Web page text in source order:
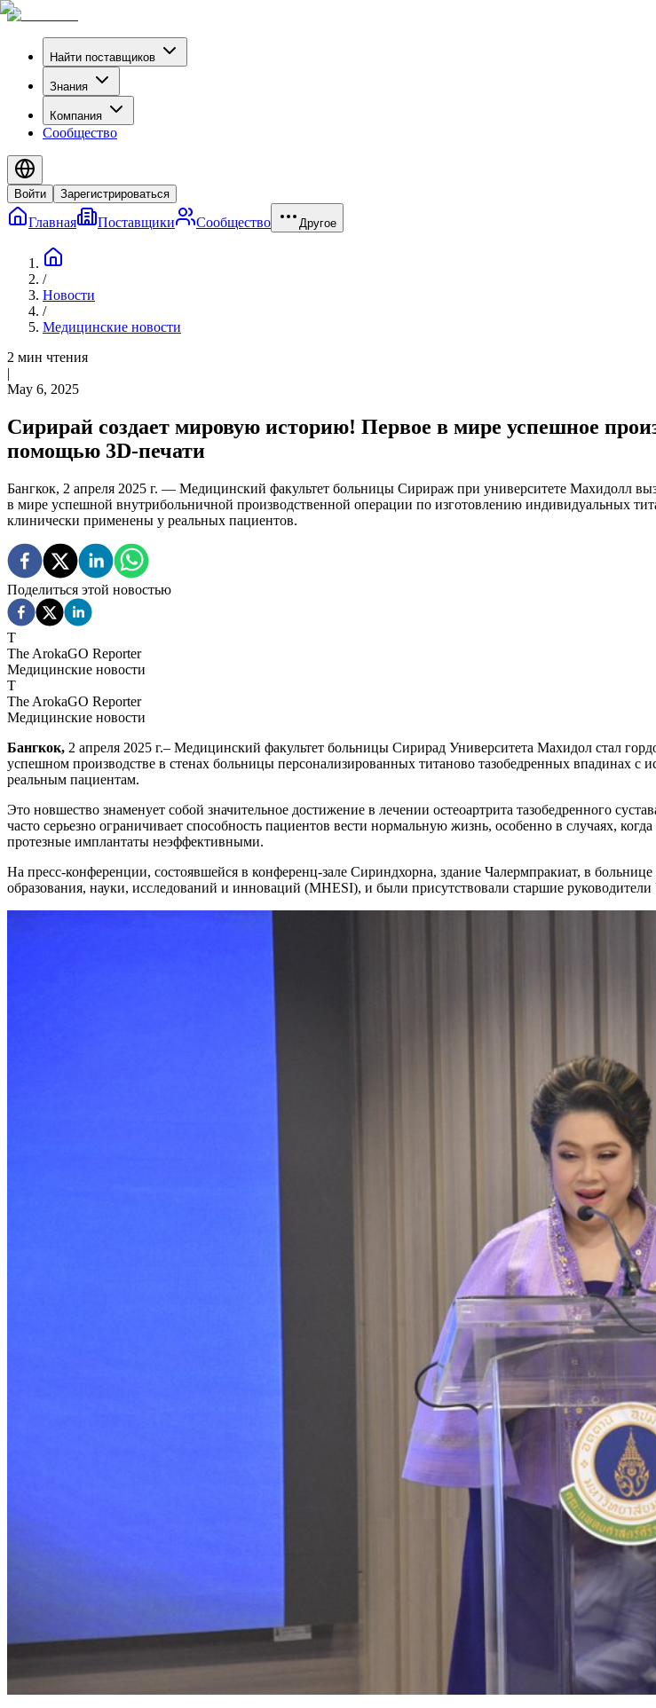
Найти поставщиков
Знания
Компания
Сообщество
Войти Зарегистрироваться
Главная Поставщики Сообщество Другое
/
Новости
/
Медицинские новости
2 мин чтения
|
May 6, 2025
Сирирай создает мировую историю! Первое в мире успешное
помощью 3D-печати
Бангкок, 2 апреля 2025 г. — Медицинский факультет больницы Сирираж при университете Махидолл
в мире успешной внутрибольничной производственной операции по изготовлению индивидуальных
клинически применены у реальных пациентов.
Поделиться этой новостью
T
The ArokaGO Reporter
Медицинские новости
T
The ArokaGO Reporter
Медицинские новости
Бангкок, 2 апреля 2025 г.– Медицинский факультет больницы Сирирад Университета Махидол стал
успешном производстве в стенах больницы персонализированных титаново тазобедренных впадинах
реальным пациентам.
Это новшество знаменует собой значительное достижение в лечении остеоартрита тазобедренного
часто серьезно ограничивает способность пациентов вести нормальную жизнь, особенно в случаях,
протезные имплантаты неэффективными.
На пресс-конференции, состоявшейся в конференц-зале Сириндхорна, здание Чалермпракиат, в
образования, науки, исследований и инноваций (MHESI), и были присутствовали старшие